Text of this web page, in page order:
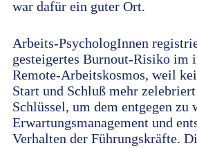
war dafür ein guter Ort.
Arbeits-PsychologInnen
gesteigertes Burnout-Risiko im
Remote-Arbeitskosmos, weil
Start und Schluß mehr
Schlüssel, um dem entgegen
Erwartungsmanagement und
Verhalten der Führungskräfte.